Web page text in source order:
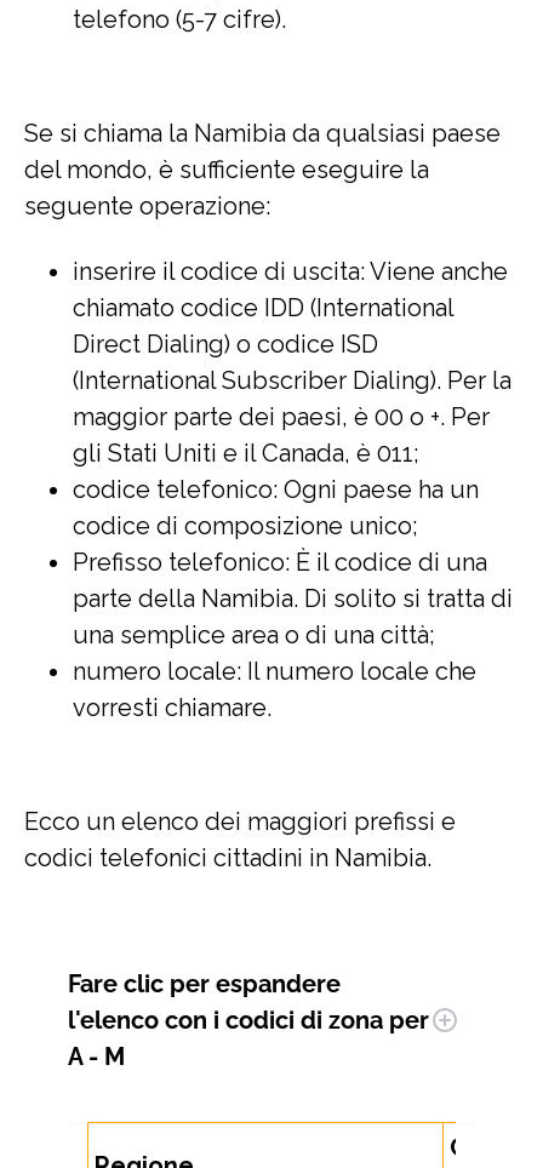
telefono (5-7 cifre).
Se si chiama la Namibia da qualsiasi paese
del mondo, è sufficiente eseguire la
seguente operazione:
inserire il codice di uscita: Viene anche
chiamato codice IDD (International
Direct Dialing) o codice ISD
(International Subscriber Dialing). Per la
maggior parte dei paesi, è 00 o +. Per
gli Stati Uniti e il Canada, è 011;
codice telefonico: Ogni paese ha un
codice di composizione unico;
Prefisso telefonico: È il codice di una
parte della Namibia. Di solito si tratta di
una semplice area o di una città;
numero locale: Il numero locale che
vorresti chiamare.
Ecco un elenco dei maggiori prefissi e
codici telefonici cittadini in Namibia.
Fare clic per espandere
l'elenco con i codici di zona per
A - M
Codice